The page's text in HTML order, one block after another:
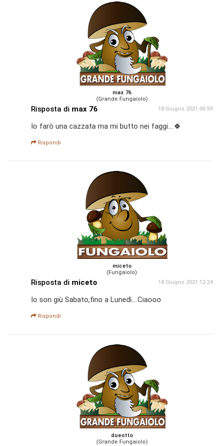
max 76
(Grande Fungaiolo)
Risposta di max 76 18 Giugno 2021 00:59
Io farò una cazzata ma mi butto nei faggi....🍀
Rispondi
miceto
(Fungaiolo)
Risposta di miceto 18 Giugno 2021 12:24
Io son giù Sabato,fino a Lunedì....Ciaooo
Rispondi
dueotto
(Grande Fungaiolo)